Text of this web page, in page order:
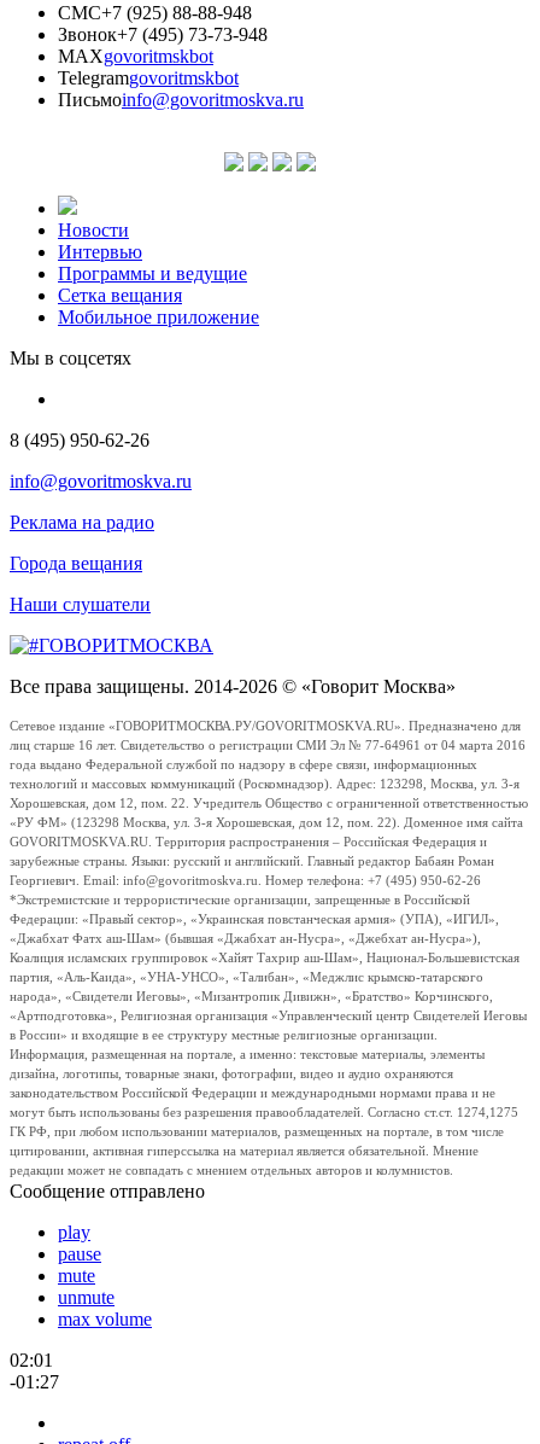
СМС+7 (925) 88-88-948
Звонок+7 (495) 73-73-948
MAXgovoritmskbot
Telegramgovoritmskbot
Письмоinfo@govoritmoskva.ru
Новости
Интервью
Программы и ведущие
Сетка вещания
Мобильное приложение
Мы в соцсетях
8 (495) 950-62-26
info@govoritmoskva.ru
Реклама на радио
Города вещания
Наши слушатели
Все права защищены. 2014-2026 © «Говорит Москва»
Сетевое издание «ГОВОРИТМОСКВА.РУ/GOVORITMOSKVA.RU». Предназначено для
лиц старше 16 лет. Свидетельство о регистрации СМИ Эл № 77-64961 от 04 марта 2016
года выдано Федеральной службой по надзору в сфере связи, информационных
технологий и массовых коммуникаций (Роскомнадзор). Адрес: 123298, Москва, ул. 3-я
Хорошевская, дом 12, пом. 22. Учредитель Общество с ограниченной ответственностью
«РУ ФМ» (123298 Москва, ул. 3-я Хорошевская, дом 12, пом. 22). Доменное имя сайта
GOVORITMOSKVA.RU. Территория распространения – Российская Федерация и
зарубежные страны. Языки: русский и английский. Главный редактор Бабаян Роман
Георгиевич. Email: info@govoritmoskva.ru. Номер телефона: +7 (495) 950-62-26
*Экстремистские и террористические организации, запрещенные в Российской
Федерации: «Правый сектор», «Украинская повстанческая армия» (УПА), «ИГИЛ»,
«Джабхат Фатх аш-Шам» (бывшая «Джабхат ан-Нусра», «Джебхат ан-Нусра»),
Коалиция исламских группировок «Хайят Тахрир аш-Шам», Национал-Большевистская
партия, «Аль-Каида», «УНА-УНСО», «Талибан», «Меджлис крымско-татарского
народа», «Свидетели Иеговы», «Мизантропик Дивижн», «Братство» Корчинского,
«Артподготовка», Религиозная организация «Управленческий центр Свидетелей Иеговы
в России» и входящие в ее структуру местные религиозные организации.
Информация, размещенная на портале, а именно: текстовые материалы, элементы
дизайна, логотипы, товарные знаки, фотографии, видео и аудио охраняются
законодательством Российской Федерации и международными нормами права и не
могут быть использованы без разрешения правообладателей. Согласно ст.ст. 1274,1275
ГК РФ, при любом использовании материалов, размещенных на портале, в том числе
цитировании, активная гиперссылка на материал является обязательной. Мнение
редакции может не совпадать с мнением отдельных авторов и колумнистов.
Сообщение отправлено
play
pause
mute
unmute
max volume
02:01
-01:27